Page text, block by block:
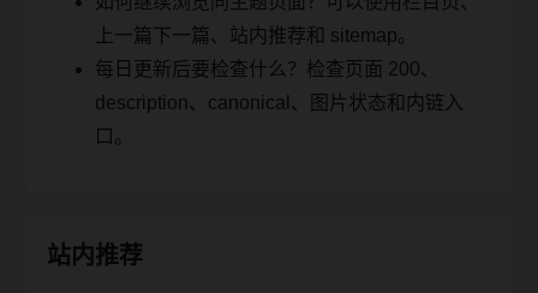
上一篇下一篇、站内推荐和 sitemap。
每日更新后要检查什么？检查页面 200、
description、canonical、图片状态和内链入
口。
站内推荐